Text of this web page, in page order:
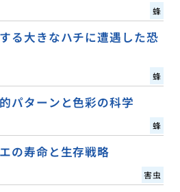
蜂
る大きなハチに遭遇した恐
蜂
パターンと色彩の科学
蜂
の寿命と生存戦略
害虫